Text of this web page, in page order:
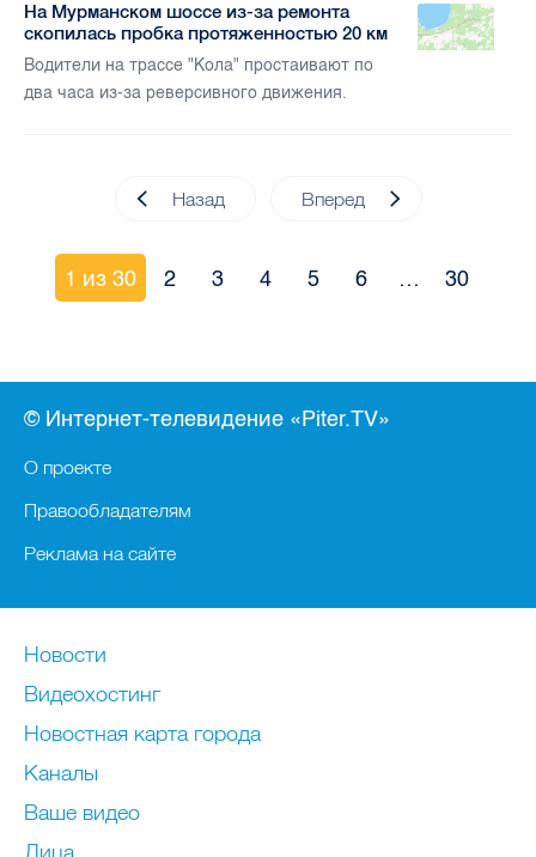
На Мурманском шоссе из-за ремонта
скопилась пробка протяженностью 20 км
Водители на трассе "Кола" простаивают по
два часа из-за реверсивного движения.
Назад Вперед
1 из 30 2 3 4 5 6 … 30
© Интернет-телевидение «Piter.TV»
О проекте
Правообладателям
Реклама на сайте
Новости
Видеохостинг
Новостная карта города
Каналы
Ваше видео